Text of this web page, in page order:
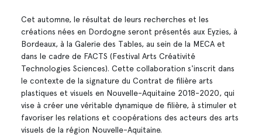
Cet automne, le résultat de leurs recherches et les
créations nées en Dordogne seront présentés aux Eyzies, à
Bordeaux, à la Galerie des Tables, au sein de la MECA et
dans le cadre de FACTS (Festival Arts Créativité
Technologies Sciences). Cette collaboration s'inscrit dans
le contexte de la signature du Contrat de filière arts
plastiques et visuels en Nouvelle-Aquitaine 2018-2020, qui
vise à créer une véritable dynamique de filière, à stimuler et
favoriser les relations et coopérations des acteurs des arts
visuels de la région Nouvelle-Aquitaine.